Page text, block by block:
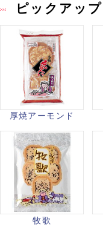
ピックアップ
厚焼アーモンド
牧歌